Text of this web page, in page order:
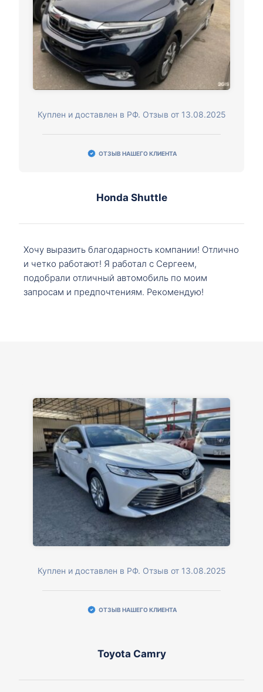
Куплен и доставлен в РФ. Отзыв от 13.08.2025
ОТЗЫВ НАШЕГО КЛИЕНТА
Honda Shuttle
Хочу выразить благодарность компании! Отлично
и четко работают! Я работал с Сергеем,
подобрали отличный автомобиль по моим
запросам и предпочтениям. Рекомендую!
Куплен и доставлен в РФ. Отзыв от 13.08.2025
ОТЗЫВ НАШЕГО КЛИЕНТА
Toyota Camry